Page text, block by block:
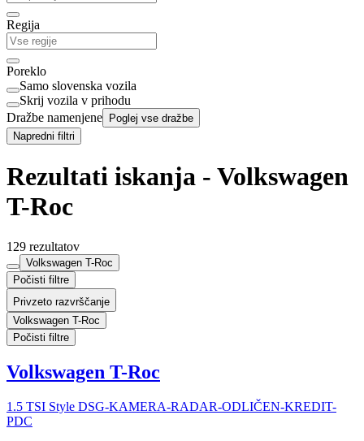
Regija
Poreklo
Samo slovenska vozila
Skrij vozila v prihodu
Dražbe namenjene Poglej vse dražbe
Napredni filtri
Rezultati iskanja - Volkswagen
T-Roc
129 rezultatov
Volkswagen T-Roc
Počisti filtre
Privzeto razvrščanje
Volkswagen T-Roc
Počisti filtre
Volkswagen T-Roc
1.5 TSI Style DSG-KAMERA-RADAR-ODLIČEN-KREDIT-
PDC